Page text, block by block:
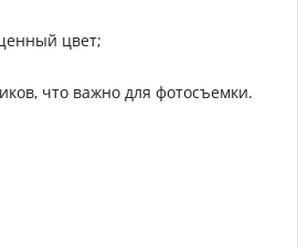
цвет;
что важно для фотосъемки.